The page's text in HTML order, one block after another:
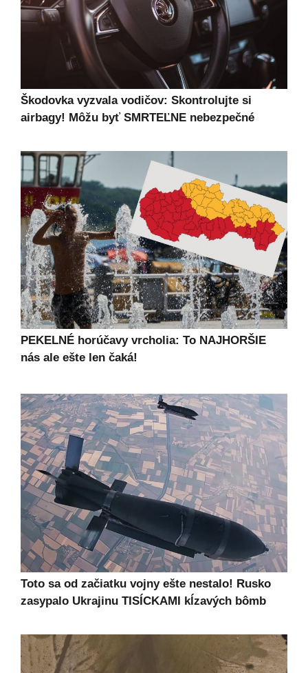
Škodovka vyzvala vodičov: Skontrolujte si
airbagy! Môžu byť SMRTEĽNE nebezpečné
PEKELNÉ horúčavy vrcholia: To NAJHORŠIE
nás ale ešte len čaká!
Toto sa od začiatku vojny ešte nestalo! Rusko
zasypalo Ukrajinu TISÍCKAMI kĺzavých bômb